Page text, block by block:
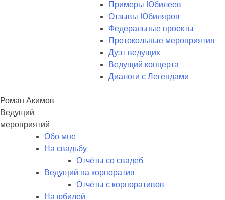
Примеры Юбилеев
Отзывы Юбиляров
Федеральные проекты
Протокольные мероприятия
Дуэт ведущих
Ведущий концерта
Диалоги с Легендами
Роман Акимов
Ведущий
мероприятий
Обо мне
На свадьбу
Отчёты со свадеб
Ведущий на корпоратив
Отчёты с корпоративов
На юбилей